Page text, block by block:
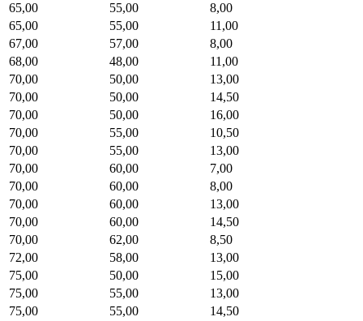
65,00
55,00
8,00
65,00
55,00
11,00
67,00
57,00
8,00
68,00
48,00
11,00
70,00
50,00
13,00
70,00
50,00
14,50
70,00
50,00
16,00
70,00
55,00
10,50
70,00
55,00
13,00
70,00
60,00
7,00
70,00
60,00
8,00
70,00
60,00
13,00
70,00
60,00
14,50
70,00
62,00
8,50
72,00
58,00
13,00
75,00
50,00
15,00
75,00
55,00
13,00
75,00
55,00
14,50